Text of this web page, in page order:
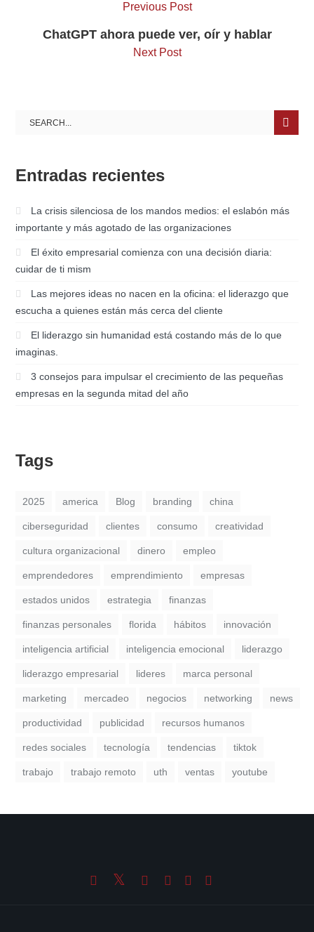
Previous Post
ChatGPT ahora puede ver, oír y hablar
Next Post
Entradas recientes
La crisis silenciosa de los mandos medios: el eslabón más
importante y más agotado de las organizaciones
El éxito empresarial comienza con una decisión diaria:
cuidar de ti mism
Las mejores ideas no nacen en la oficina: el liderazgo que
escucha a quienes están más cerca del cliente
El liderazgo sin humanidad está costando más de lo que
imaginas.
3 consejos para impulsar el crecimiento de las pequeñas
empresas en la segunda mitad del año
Tags
2025 america Blog branding china
ciberseguridad clientes consumo creatividad
cultura organizacional dinero empleo
emprendedores emprendimiento empresas
estados unidos estrategia finanzas
finanzas personales florida hábitos innovación
inteligencia artificial inteligencia emocional liderazgo
liderazgo empresarial lideres marca personal
marketing mercadeo negocios networking news
productividad publicidad recursos humanos
redes sociales tecnología tendencias tiktok
trabajo trabajo remoto uth ventas youtube